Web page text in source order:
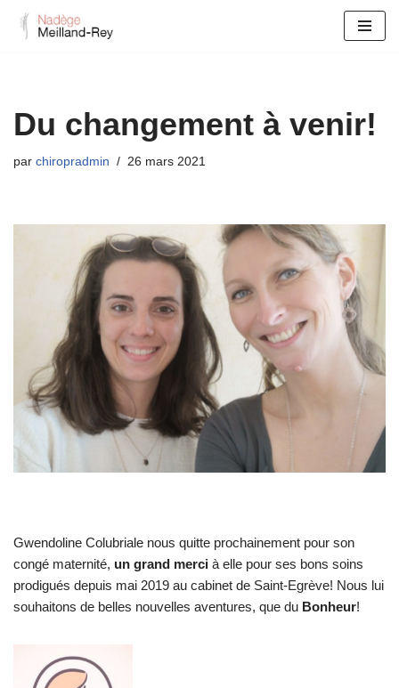
Du changement à venir!
par chiropradmin 26 mars 2021
Gwendoline Colubriale nous quitte prochainement pour son
congé maternité, un grand merci à elle pour ses bons soins
prodigués depuis mai 2019 au cabinet de Saint-Egrève! Nous lui
souhaitons de belles nouvelles aventures, que du Bonheur!